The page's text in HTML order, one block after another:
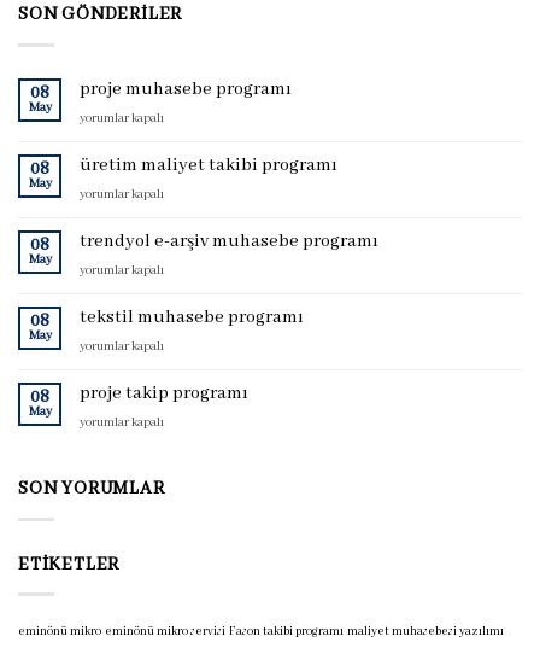
SON GÖNDERILER
08
May
proje muhasebe programı
proje
programı
yorumlar kapalı
08
May
üretim maliyet takibi programı
üretim
takibi
programı
için
yorumlar kapalı
08
May
trendyol e-arşiv muhasebe programı
trendyol
arşiv
programı
yorumlar kapalı
08
May
tekstil muhasebe programı
tekstil
programı
için
yorumlar kapalı
08
May
proje takip programı
proje
için
yorumlar kapalı
SON YORUMLAR
ETIKETLER
eminönü mikro eminönü mikro servisi Fason takibi programı maliyet muhasebesi yazılımı